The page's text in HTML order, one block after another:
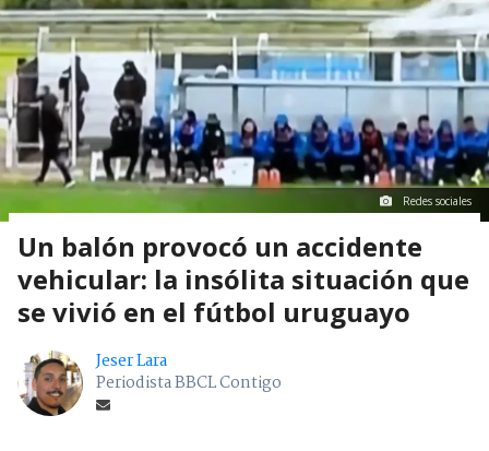
Redes sociales
Un balón provocó un accidente
vehicular: la insólita situación que
se vivió en el fútbol uruguayo
Jeser Lara
Periodista BBCL Contigo